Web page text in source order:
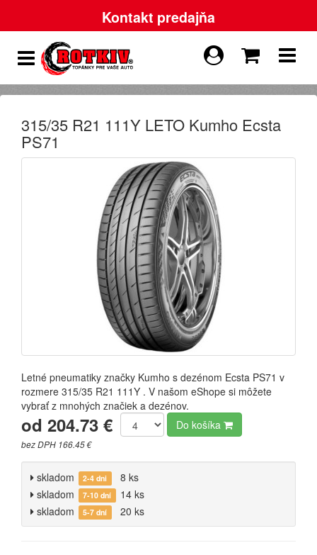
Kontakt predajňa
315/35 R21 111Y LETO Kumho Ecsta
PS71
Letné pneumatiky značky Kumho s dezénom Ecsta PS71 v
rozmere 315/35 R21 111Y . V našom eShope si môžete
vybrať z mnohých značiek a dezénov.
od 204.73 €
bez DPH 166.45 €
Do košíka
skladom 2-4 dni
8 ks
skladom
7-10 dní
14 ks
skladom
5-7 dní 20 ks